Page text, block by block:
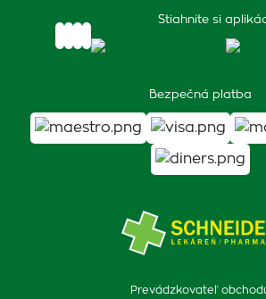
Prevádzkovateľ
Stiahnite si
Bezpečná platba